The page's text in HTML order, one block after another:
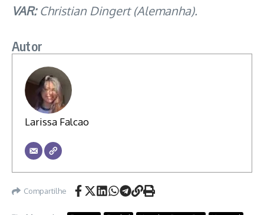
VAR:Christian Dingert (Alemanha).
Autor
Larissa Falcao
Compartilhe